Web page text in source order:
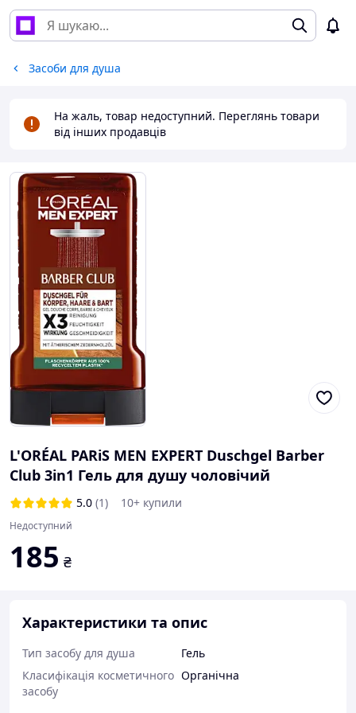
Засоби для душа
На жаль, товар недоступний. Переглянь товари
від інших продавців
L'ORÉAL PARiS MEN EXPERT Duschgel Barber
Club 3in1 Гель для душу чоловічий
5.0 (1) 10+ купили
Недоступний
185 ₴
Характеристики та опис
Тип засобу для душа
Гель
Класифікація косметичного
засобу
Органічна